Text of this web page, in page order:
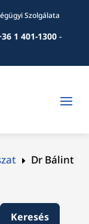
Szolgálata
1 401-1300-
E Dr Bálint